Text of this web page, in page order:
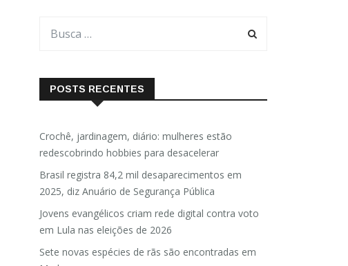
POSTS RECENTES
Crochê, jardinagem, diário: mulheres estão
redescobrindo hobbies para desacelerar
Brasil registra 84,2 mil desaparecimentos em
2025, diz Anuário de Segurança Pública
Jovens evangélicos criam rede digital contra voto
em Lula nas eleições de 2026
Sete novas espécies de rãs são encontradas em